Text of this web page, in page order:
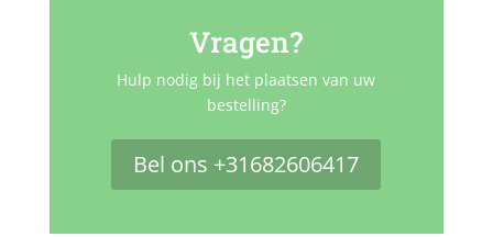
Vragen?
Hulp nodig bij het plaatsen van uw
bestelling?
Bel ons +31682606417